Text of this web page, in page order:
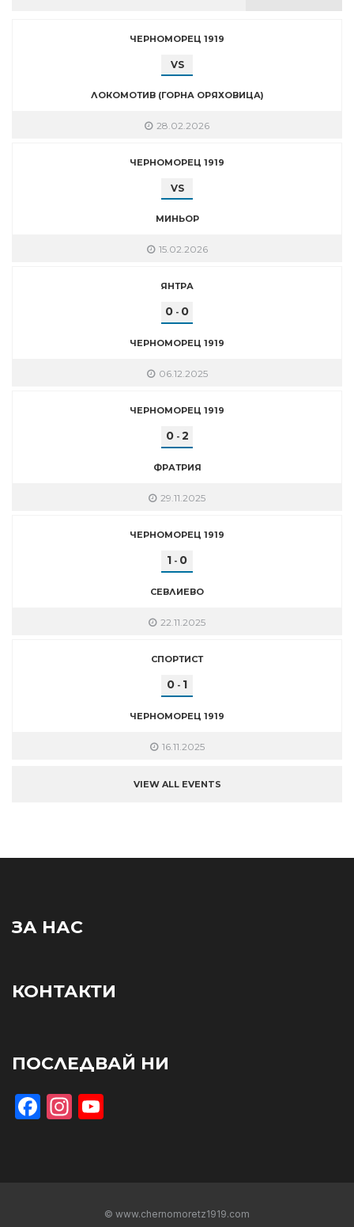
ЧЕРНОМОРЕЦ 1919
VS
ЛОКОМОТИВ (ГОРНА ОРЯХОВИЦА)
28.02.2026
ЧЕРНОМОРЕЦ 1919
VS
МИНЬОР
15.02.2026
ЯНТРА
0 - 0
ЧЕРНОМОРЕЦ 1919
06.12.2025
ЧЕРНОМОРЕЦ 1919
0- 2
ФРАТРИЯ
29.11.2025
ЧЕРНОМОРЕЦ 1919
1 - 0
СЕВЛИЕВО
22.11.2025
СПОРТИСТ
0 - 1
ЧЕРНОМОРЕЦ 1919
16.11.2025
VIEW ALL EVENTS
ЗА НАС
КОНТАКТИ
ПОСЛЕДВАЙ НИ
Facebook
Instagram
© www.chernomoretz1919.com